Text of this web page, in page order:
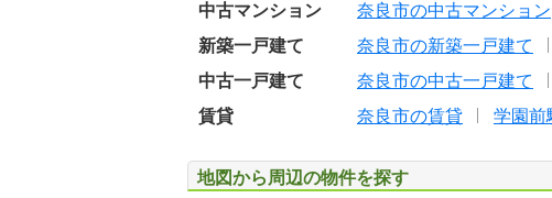
中古マンション
奈良市の中古マンション
新築一戸建て
奈良市の新築一戸建て
中古一戸建て
奈良市の中古一戸建て
賃貸
奈良市の賃貸 学園前
地図から周辺の物件を探す